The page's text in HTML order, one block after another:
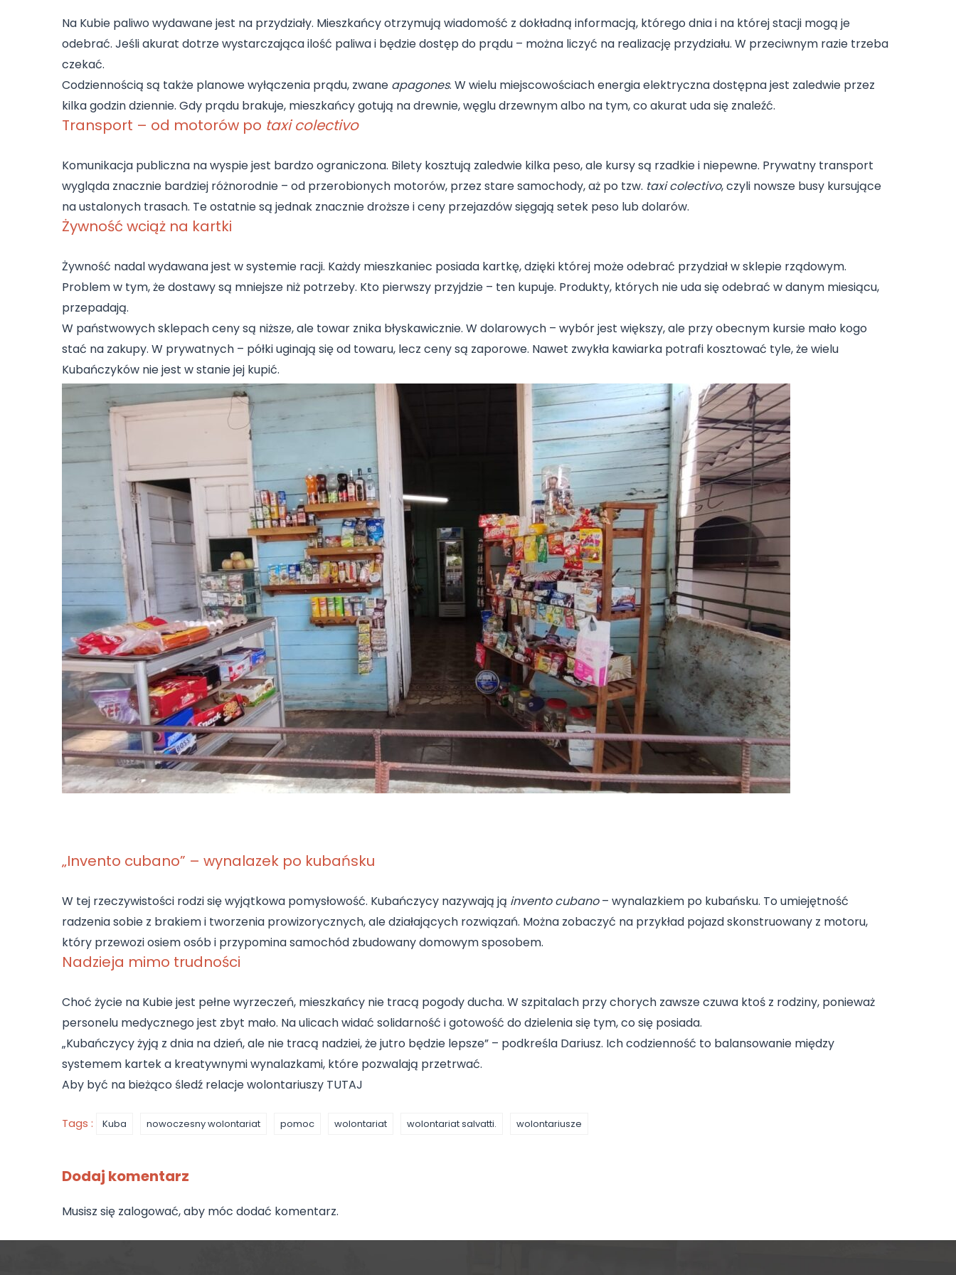
Na Kubie paliwo wydawane jest na przydziały. Mieszkańcy otrzymują wiadomość z dokładną informacją, którego dnia i na której stacji mogą je
odebrać. Jeśli akurat dotrze wystarczająca ilość paliwa i będzie dostęp do prądu – można liczyć na realizację przydziału. W przeciwnym razie trzeba
czekać.
Codziennością są także planowe wyłączenia prądu, zwane apagones. W wielu miejscowościach energia elektryczna dostępna jest zaledwie przez
kilka godzin dziennie. Gdy prądu brakuje, mieszkańcy gotują na drewnie, węglu drzewnym albo na tym, co akurat uda się znaleźć.
Transport – od motorów po taxi colectivo
Komunikacja publiczna na wyspie jest bardzo ograniczona. Bilety kosztują zaledwie kilka peso, ale kursy są rzadkie i niepewne. Prywatny transport
wygląda znacznie bardziej różnorodnie – od przerobionych motorów, przez stare samochody, aż po tzw. taxi colectivo, czyli nowsze busy kursujące
na ustalonych trasach. Te ostatnie są jednak znacznie droższe i ceny przejazdów sięgają setek peso lub dolarów.
Żywność wciąż na kartki
Żywność nadal wydawana jest w systemie racji. Każdy mieszkaniec posiada kartkę, dzięki której może odebrać przydział w sklepie rządowym.
Problem w tym, że dostawy są mniejsze niż potrzeby. Kto pierwszy przyjdzie – ten kupuje. Produkty, których nie uda się odebrać w danym miesiącu,
przepadają.
W państwowych sklepach ceny są niższe, ale towar znika błyskawicznie. W dolarowych – wybór jest większy, ale przy obecnym kursie mało kogo
stać na zakupy. W prywatnych – półki uginają się od towaru, lecz ceny są zaporowe. Nawet zwykła kawiarka potrafi kosztować tyle, że wielu
Kubańczyków nie jest w stanie jej kupić.
„Invento cubano” – wynalazek po kubańsku
W tej rzeczywistości rodzi się wyjątkowa pomysłowość. Kubańczycy nazywają ją invento cubano– wynalazkiem po kubańsku. To umiejętność
radzenia sobie z brakiem i tworzenia prowizorycznych, ale działających rozwiązań. Można zobaczyć na przykład pojazd skonstruowany z motoru,
który przewozi osiem osób i przypomina samochód zbudowany domowym sposobem.
Nadzieja mimo trudności
Choć życie na Kubie jest pełne wyrzeczeń, mieszkańcy nie tracą pogody ducha. W szpitalach przy chorych zawsze czuwa ktoś z rodziny, ponieważ
personelu medycznego jest zbyt mało. Na ulicach widać solidarność i gotowość do dzielenia się tym, co się posiada.
„Kubańczycy żyją z dnia na dzień, ale nie tracą nadziei, że jutro będzie lepsze” – podkreśla Dariusz. Ich codzienność to balansowanie między
systemem kartek a kreatywnymi wynalazkami, które pozwalają przetrwać.
Aby być na bieżąco śledź relacje wolontariuszy TUTAJ
Tags : Kuba nowoczesny wolontariat pomoc wolontariat wolontariat salvatti. wolontariusze
Dodaj komentarz
Musisz się zalogować, aby móc dodać komentarz.